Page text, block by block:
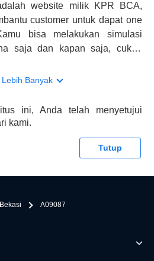
website milik KPR BCA,
customer untuk dapat one
bisa melakukan simulasi
saja dan kapan saja, cukup
maka ada layanan live chat
yang berlipat, persyaratan
sangat mudah, kamu bisa cek
BCA hanya sebagai pihak
informasi yang rekanan
Lebih Banyak
ini, Anda telah menyetujui
kami.
Tutup
Bekasi A09087